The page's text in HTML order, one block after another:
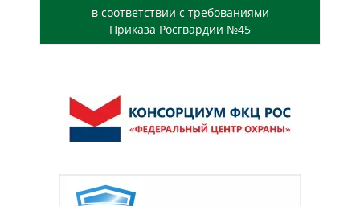
в соответствии с требованиями
Приказа Росгвардии №45